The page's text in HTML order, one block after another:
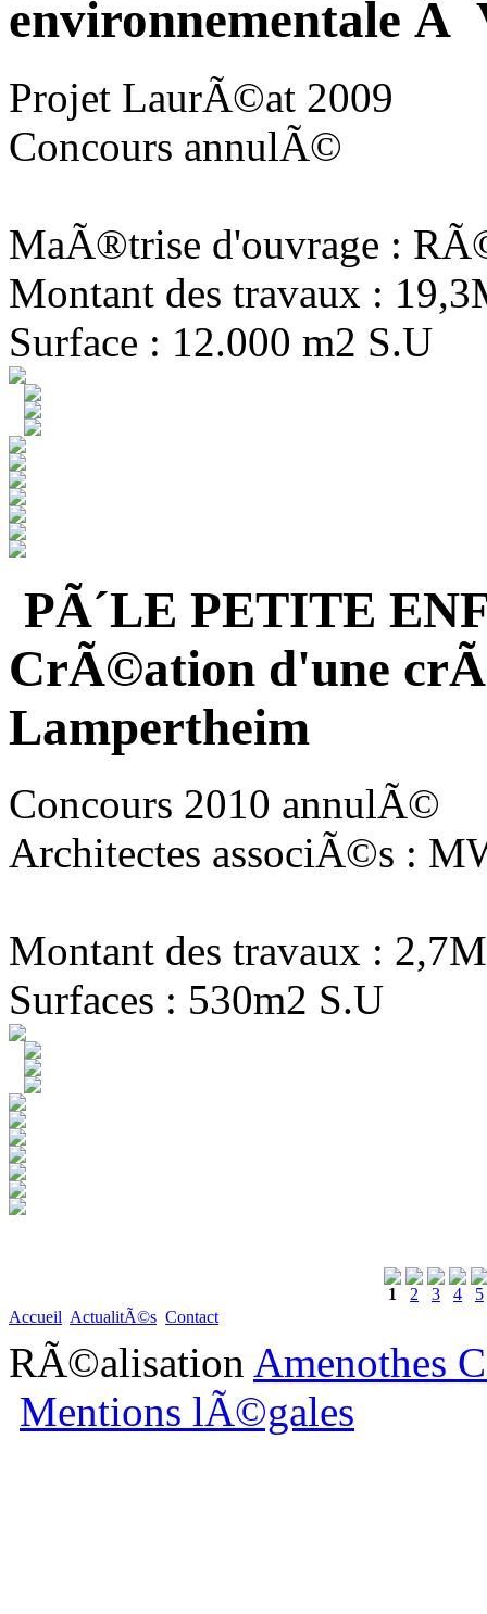
environnementale Ã
Projet LaurÃ©at 2009
Concours annulÃ©
MaÃ®trise d'ouvrage :
Montant des travaux :
Surface : 12.000 m2 S.U
PÃ´LE PETITE
CrÃ©ation d'une
Lampertheim
Concours 2010 annulÃ©
Architectes associÃ©s :
Montant des travaux :
Surfaces : 530m2 S.U
1 2 3 4
5
Accueil ActualitÃ©s Contact
RÃ©alisation Amenothes
Mentions lÃ©gales